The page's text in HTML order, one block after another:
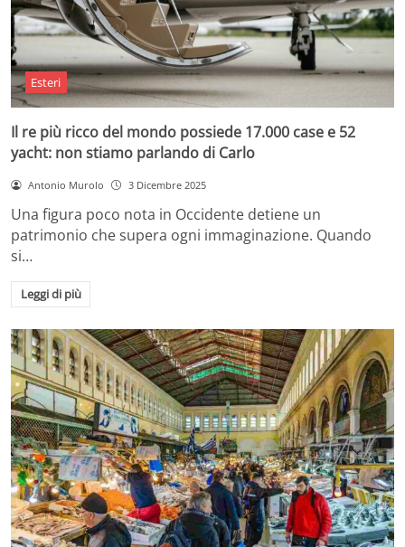
Esteri
Il re più ricco del mondo possiede 17.000 case e 52
yacht: non stiamo parlando di Carlo
Antonio Murolo 3 Dicembre 2025
Una figura poco nota in Occidente detiene un
patrimonio che supera ogni immaginazione. Quando
si…
Leggi di più